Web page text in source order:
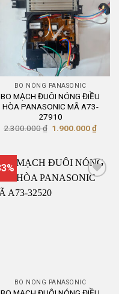
BO NÓNG PANASONIC
BO MẠCH ĐUÔI NÓNG ĐIỀU
HÒA PANASONIC MÃ A73-
27910
2.300.000₫ Giá
1.900.000₫Giá
BO NÓNG PANASONIC